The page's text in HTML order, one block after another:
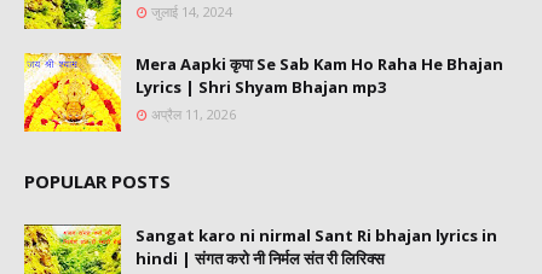
जुलाई 14, 2024
Mera Aapki कृपा Se Sab Kam Ho Raha He Bhajan
Lyrics | Shri Shyam Bhajan mp3
अप्रैल 11, 2026
POPULAR POSTS
Sangat karo ni nirmal Sant Ri bhajan lyrics in
hindi | संगत करो नी निर्मल संत री लिरिक्स